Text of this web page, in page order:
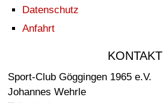
Datenschutz
Anfahrt
KONTAKT
Sport-Club Göggingen 1965 e.V.
Johannes Wehrle